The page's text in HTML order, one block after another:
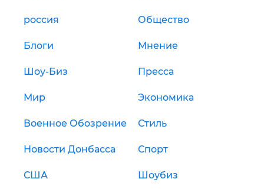
россия Общество
Блоги Мнение
Шоу-Биз Пресса
Мир Экономика
Военное Обозрение Стиль
Новости Донбасса Спорт
США Шоубиз